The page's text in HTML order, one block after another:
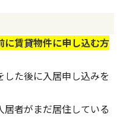
に賃貸物件に申し込む方
た後に入居申し込みを
居者がまだ居住している